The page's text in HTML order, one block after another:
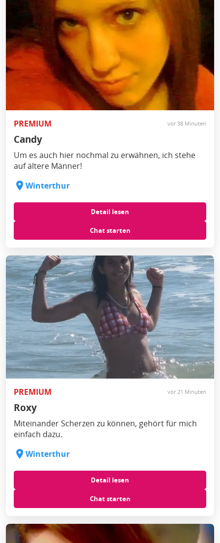
PREMIUM vor 38 Minuten
Candy
Um es auch hier nochmal zu erwähnen, ich stehe
auf ältere Männer!
Winterthur
Detail lesen
Chat starten
PREMIUM vor 21 Minuten
Roxy
Miteinander Scherzen zu können, gehört für mich
einfach dazu.
Winterthur
Detail lesen
Chat starten